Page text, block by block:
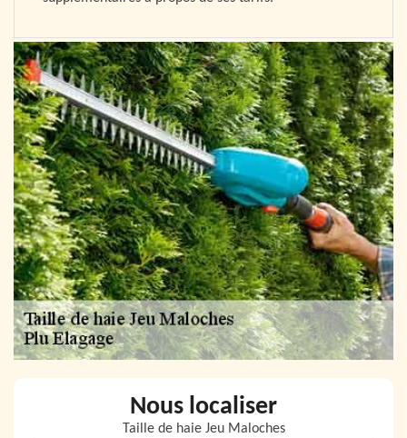
Nous localiser
Taille de haie Jeu Maloches